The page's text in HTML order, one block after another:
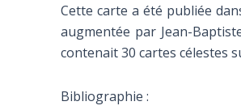
Cette carte a été publiée
augmentée par Jean-
contenait 30 cartes célestes
Bibliographie :